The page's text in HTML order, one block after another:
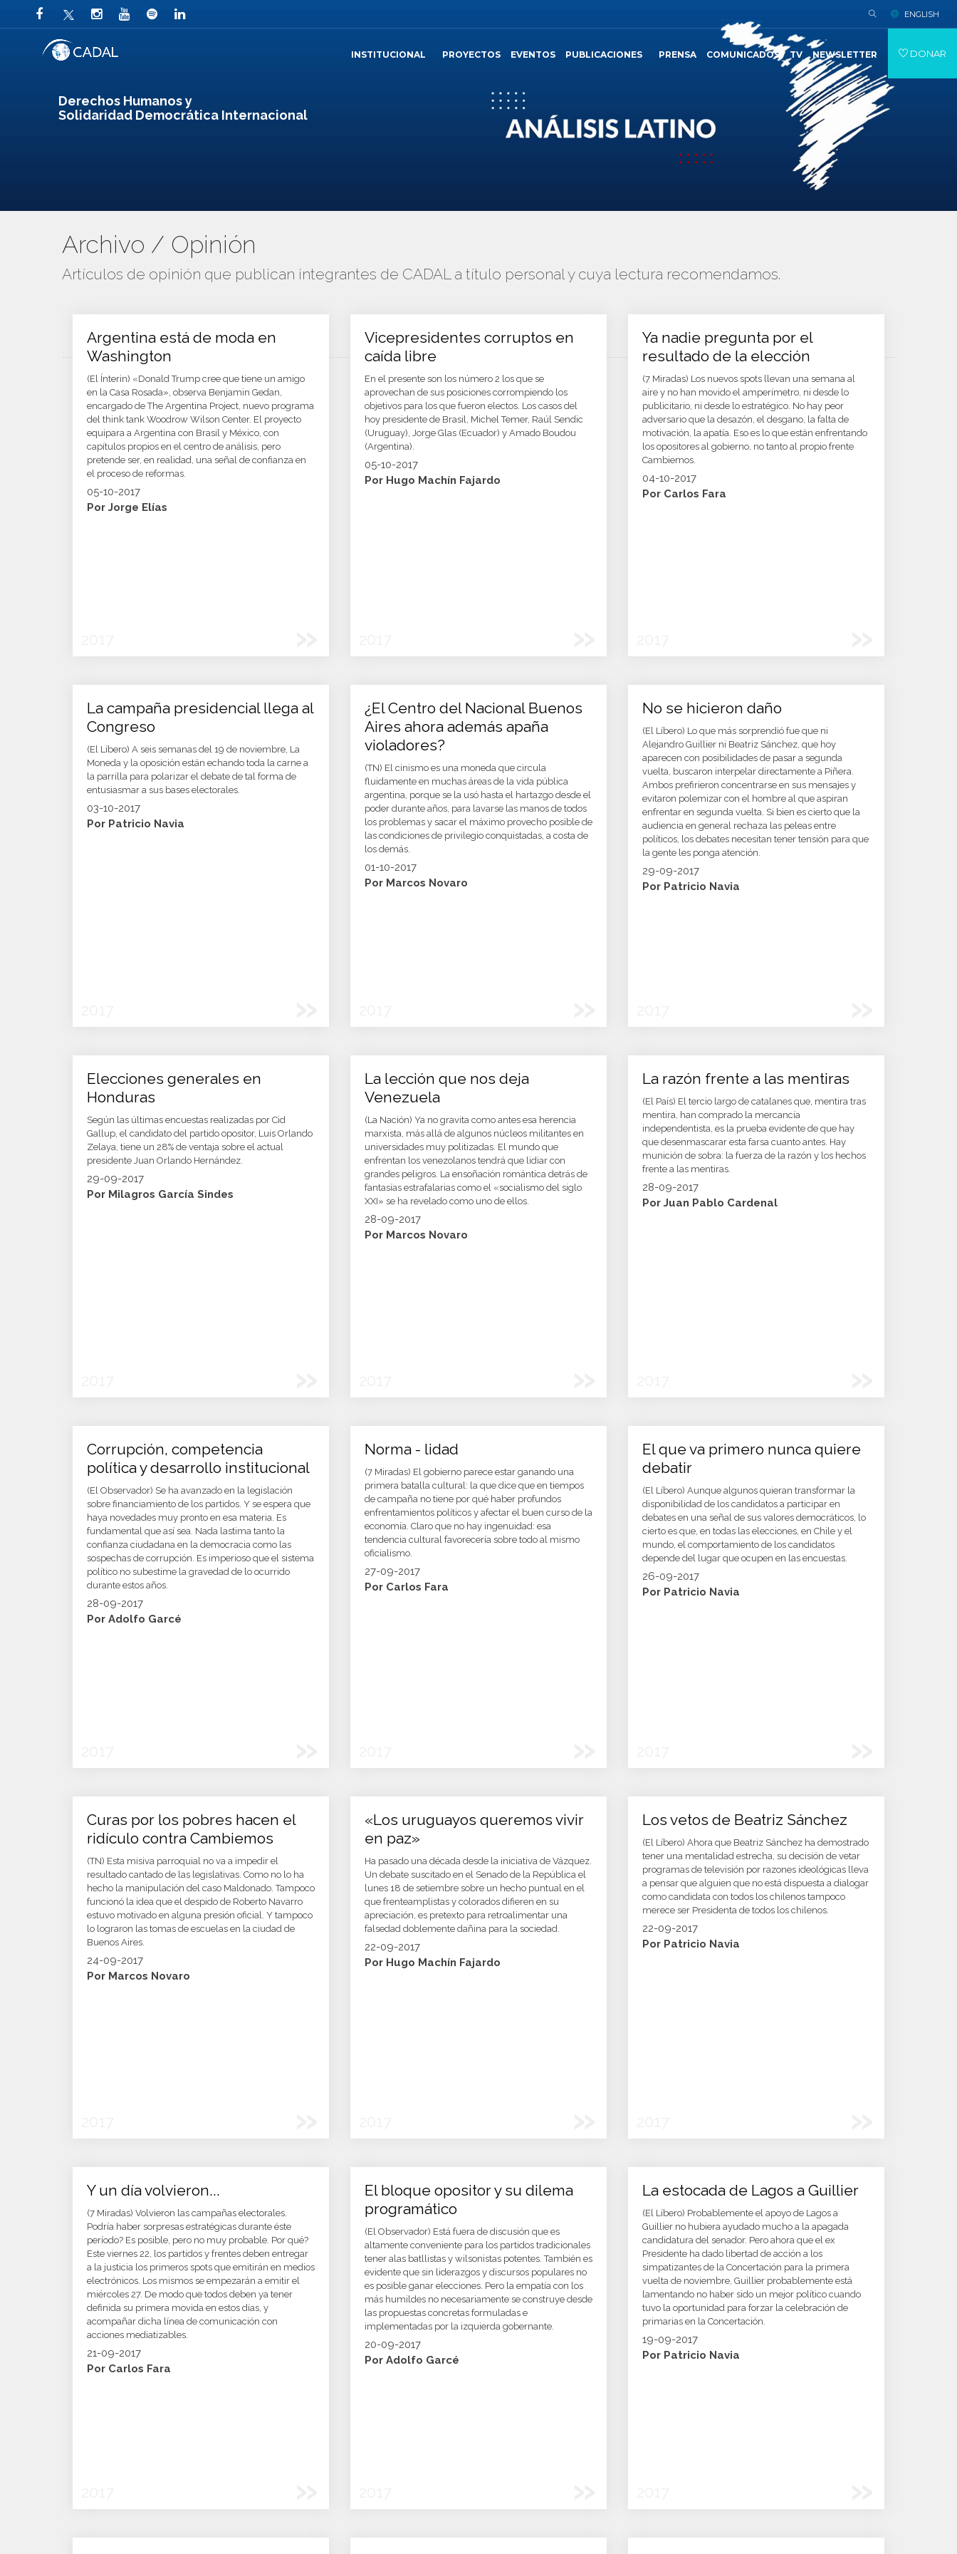
Derechos Humanos y
Solidaridad Democrática Internacional
ENGLISH
INSTITUCIONAL PROYECTOS EVENTOS PUBLICACIONES PRENSA COMUNICADOS TV NEWSLETTER DONAR
Archivo / Opinión
Artículos de opinión que publican integrantes de CADAL a título personal y cuya lectura recomendamos.
Argentina está de moda en
Washington
(El Ínterin) «Donald Trump cree que tiene un amigo
en la Casa Rosada», observa Benjamin Gedan,
encargado de The Argentina Project, nuevo programa
del think tank Woodrow Wilson Center. El proyecto
equipara a Argentina con Brasil y México, con
capítulos propios en el centro de análisis, pero
pretende ser, en realidad, una señal de confianza en
el proceso de reformas.
05-10-2017
Por Jorge Elías
Vicepresidentes corruptos en
caída libre
En el presente son los número 2 los que se
aprovechan de sus posiciones corrompiendo los
objetivos para los que fueron electos. Los casos del
hoy presidente de Brasil, Michel Temer, Raúl Sendic
(Uruguay), Jorge Glas (Ecuador) y Amado Boudou
(Argentina).
05-10-2017
Por Hugo Machín Fajardo
Ya nadie pregunta por el
resultado de la elección
(7 Miradas) Los nuevos spots llevan una semana al
aire y no han movido el amperímetro, ni desde lo
publicitario, ni desde lo estratégico. No hay peor
adversario que la desazón, el desgano, la falta de
motivación, la apatía. Eso es lo que están enfrentando
los opositores al gobierno, no tanto al propio frente
Cambiemos.
04-10-2017
Por Carlos Fara
La campaña presidencial llega al
Congreso
(El Líbero) A seis semanas del 19 de noviembre, La
Moneda y la oposición están echando toda la carne a
la parrilla para polarizar el debate de tal forma de
entusiasmar a sus bases electorales.
03-10-2017
Por Patricio Navia
¿El Centro del Nacional Buenos
Aires ahora además apaña
violadores?
(TN) El cinismo es una moneda que circula
fluidamente en muchas áreas de la vida pública
argentina, porque se la usó hasta el hartazgo desde el
poder durante años, para lavarse las manos de todos
los problemas y sacar el máximo provecho posible de
las condiciones de privilegio conquistadas, a costa de
los demás.
01-10-2017
Por Marcos Novaro
No se hicieron daño
(El Líbero) Lo que más sorprendió fue que ni
Alejandro Guillier ni Beatriz Sánchez, que hoy
aparecen con posibilidades de pasar a segunda
vuelta, buscaron interpelar directamente a Piñera.
Ambos prefirieron concentrarse en sus mensajes y
evitaron polemizar con el hombre al que aspiran
enfrentar en segunda vuelta. Si bien es cierto que la
audiencia en general rechaza las peleas entre
políticos, los debates necesitan tener tensión para que
la gente les ponga atención.
29-09-2017
Por Patricio Navia
Elecciones generales en
Honduras
Según las últimas encuestas realizadas por Cid
Gallup, el candidato del partido opositor, Luis Orlando
Zelaya, tiene un 28% de ventaja sobre el actual
presidente Juan Orlando Hernández.
29-09-2017
Por Milagros García Sindes
La lección que nos deja
Venezuela
(La Nación) Ya no gravita como antes esa herencia
marxista, más allá de algunos núcleos militantes en
universidades muy politizadas. El mundo que
enfrentan los venezolanos tendrá que lidiar con
grandes peligros. La ensoñación romántica detrás de
fantasías estrafalarias como el «socialismo del siglo
XXI» se ha revelado como uno de ellos.
28-09-2017
Por Marcos Novaro
La razón frente a las mentiras
(El País) El tercio largo de catalanes que, mentira tras
mentira, han comprado la mercancía
independentista, es la prueba evidente de que hay
que desenmascarar esta farsa cuanto antes. Hay
munición de sobra: la fuerza de la razón y los hechos
frente a las mentiras.
28-09-2017
Por Juan Pablo Cardenal
Corrupción, competencia
política y desarrollo institucional
(El Observador) Se ha avanzado en la legislación
sobre financiamiento de los partidos. Y se espera que
haya novedades muy pronto en esa materia. Es
fundamental que así sea. Nada lastima tanto la
confianza ciudadana en la democracia como las
sospechas de corrupción. Es imperioso que el sistema
político no subestime la gravedad de lo ocurrido
durante estos años.
28-09-2017
Por Adolfo Garcé
Norma - lidad
(7 Miradas) El gobierno parece estar ganando una
primera batalla cultural: la que dice que en tiempos
de campaña no tiene por qué haber profundos
enfrentamientos políticos y afectar el buen curso de la
economía. Claro que no hay ingenuidad: esa
tendencia cultural favorecería sobre todo al mismo
oficialismo.
27-09-2017
Por Carlos Fara
El que va primero nunca quiere
debatir
(El Líbero) Aunque algunos quieran transformar la
disponibilidad de los candidatos a participar en
debates en una señal de sus valores democráticos, lo
cierto es que, en todas las elecciones, en Chile y el
mundo, el comportamiento de los candidatos
depende del lugar que ocupen en las encuestas.
26-09-2017
Por Patricio Navia
Curas por los pobres hacen el
ridículo contra Cambiemos
(TN) Esta misiva parroquial no va a impedir el
resultado cantado de las legislativas. Como no lo ha
hecho la manipulación del caso Maldonado. Tampoco
funcionó la idea que el despido de Roberto Navarro
estuvo motivado en alguna presión oficial. Y tampoco
lo lograron las tomas de escuelas en la ciudad de
Buenos Aires.
24-09-2017
Por Marcos Novaro
«Los uruguayos queremos vivir
en paz»
Ha pasado una década desde la iniciativa de Vázquez.
Un debate suscitado en el Senado de la República el
lunes 18 de setiembre sobre un hecho puntual en el
que frenteamplistas y colorados difieren en su
apreciación, es pretexto para retroalimentar una
falsedad doblemente dañina para la sociedad.
22-09-2017
Por Hugo Machín Fajardo
Los vetos de Beatriz Sánchez
(El Líbero) Ahora que Beatriz Sánchez ha demostrado
tener una mentalidad estrecha, su decisión de vetar
programas de televisión por razones ideológicas lleva
a pensar que alguien que no está dispuesta a dialogar
como candidata con todos los chilenos tampoco
merece ser Presidenta de todos los chilenos.
22-09-2017
Por Patricio Navia
Y un día volvieron...
(7 Miradas) Volvieron las campañas electorales.
Podría haber sorpresas estratégicas durante éste
período? Es posible, pero no muy probable. Por qué?
Este viernes 22, los partidos y frentes deben entregar
a la justicia los primeros spots que emitirán en medios
electrónicos. Los mismos se empezarán a emitir el
miércoles 27. De modo que todos deben ya tener
definida su primera movida en estos días, y
acompañar dicha línea de comunicación con
acciones mediatizables.
21-09-2017
Por Carlos Fara
El bloque opositor y su dilema
programático
(El Observador) Está fuera de discusión que es
altamente conveniente para los partidos tradicionales
tener alas batllistas y wilsonistas potentes. También es
evidente que sin liderazgos y discursos populares no
es posible ganar elecciones. Pero la empatía con los
más humildes no necesariamente se construye desde
las propuestas concretas formuladas e
implementadas por la izquierda gobernante.
20-09-2017
Por Adolfo Garcé
La estocada de Lagos a Guillier
(El Líbero) Probablemente el apoyo de Lagos a
Guillier no hubiera ayudado mucho a la apagada
candidatura del senador. Pero ahora que el ex
Presidente ha dado libertad de acción a los
simpatizantes de la Concertación para la primera
vuelta de noviembre, Guillier probablemente está
lamentando no haber sido un mejor político cuando
tuvo la oportunidad para forzar la celebración de
primarias en la Concertación.
19-09-2017
Por Patricio Navia